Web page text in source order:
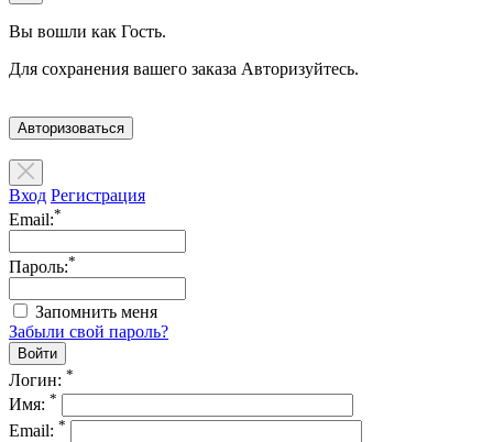
Вы вошли как Гость.
Для сохранения вашего заказа Авторизуйтесь.
Авторизоваться
Вход Регистрация
Email:*
Пароль:*
Запомнить меня
Забыли свой пароль?
Логин: *
Имя: *
Email: *